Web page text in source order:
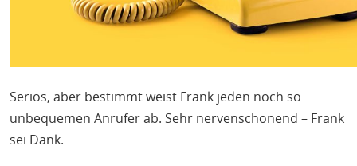
Seriös, aber bestimmt weist Frank jeden noch so
unbequemen Anrufer ab. Sehr nervenschonend – Frank
sei Dank.